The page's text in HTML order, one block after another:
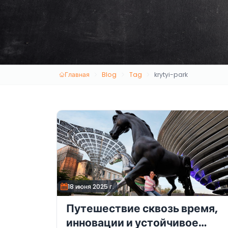
Главная Blog Tag krytyi-park
18 июня 2025 г.
Путешествие сквозь время,
инновации и устойчивое